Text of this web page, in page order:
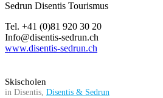
Sedrun Disentis Tourismus
Tel. +41 (0)81 920 30 20
Info@disentis-sedrun.ch
www.disentis-sedrun.ch
Skischolen
in Disentis, Disentis & Sedrun